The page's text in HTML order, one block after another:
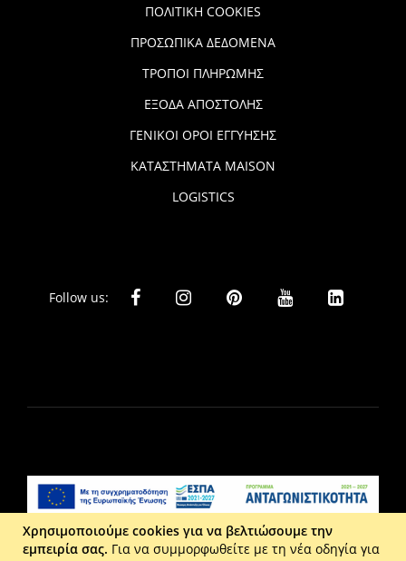
ΠΟΛΙΤΙΚΗ COOKIES
ΠΡΟΣΩΠΙΚΑ ΔΕΔΟΜΕΝΑ
ΤΡΟΠΟΙ ΠΛΗΡΩΜΗΣ
ΕΞΟΔΑ ΑΠΟΣΤΟΛΗΣ
ΓΕΝΙΚΟΙ ΟΡΟΙ ΕΓΓΥΗΣΗΣ
ΚΑΤΑΣΤΗΜΑΤΑ MAISON
LOGISTICS
Follow us:
Χρησιμοποιούμε cookies για να βελτιώσουμε την
εμπειρία σας. Για να συμμορφωθείτε με τη νέα οδηγία για